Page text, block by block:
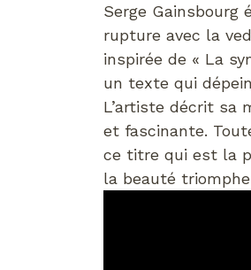
Serge Gainsbourg
rupture avec la
inspirée de « La
un texte qui
L’artiste décrit sa
et fascinante.
ce titre qui est la
la beauté